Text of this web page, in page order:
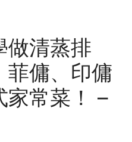
做清蒸排
菲傭、印傭
家常菜！ –